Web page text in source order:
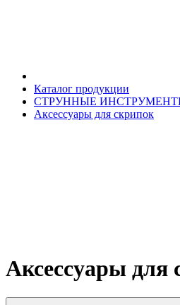
Каталог продукции
СТРУННЫЕ
Аксессуары для скрипок
Аксессуары для